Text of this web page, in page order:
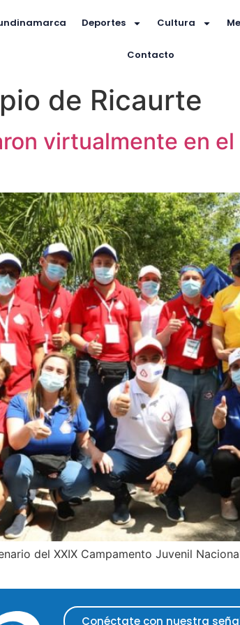
Deportes Cultura
Contacto
de Ricaurte
virtualmente en el
del XXIX Campamento Juvenil
Conéctate con nuestra